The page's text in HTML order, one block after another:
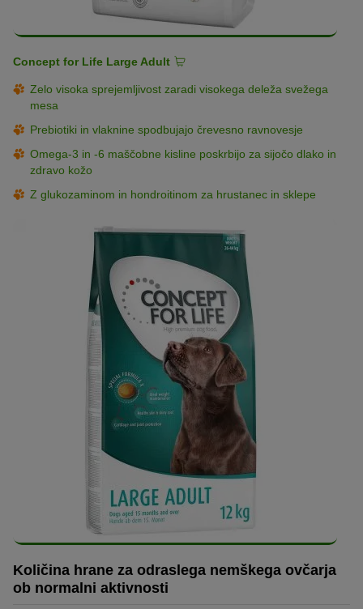
Concept for Life Large Adult
Zelo visoka sprejemljivost zaradi visokega deleža svežega
mesa
Prebiotiki in vlaknine spodbujajo črevesno ravnovesje
Omega-3 in -6 maščobne kisline poskrbijo za sijočo dlako in
zdravo kožo
Z glukozaminom in hondroitinom za hrustanec in sklepe
Količina hrane za odraslega nemškega ovčarja
ob normalni aktivnosti